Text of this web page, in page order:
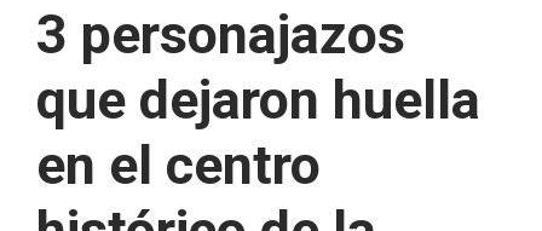
3 personajazos
que dejaron huella
en el centro